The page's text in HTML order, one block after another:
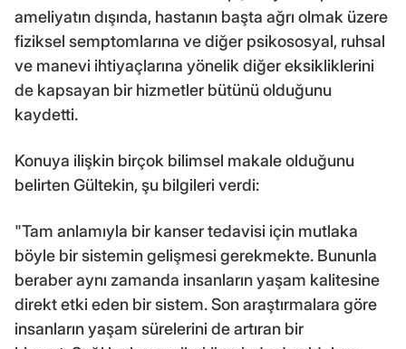
ameliyatın dışında, hastanın başta ağrı olmak üzere
fiziksel semptomlarına ve diğer psikososyal, ruhsal
ve manevi ihtiyaçlarına yönelik diğer eksikliklerini
de kapsayan bir hizmetler bütünü olduğunu
kaydetti.
Konuya ilişkin birçok bilimsel makale olduğunu
belirten Gültekin, şu bilgileri verdi:
"Tam anlamıyla bir kanser tedavisi için mutlaka
böyle bir sistemin gelişmesi gerekmekte. Bununla
beraber aynı zamanda insanların yaşam kalitesine
direkt etki eden bir sistem. Son araştırmalara göre
insanların yaşam sürelerini de artıran bir